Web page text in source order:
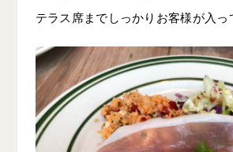
テラス席までしっかりお客様が入っ